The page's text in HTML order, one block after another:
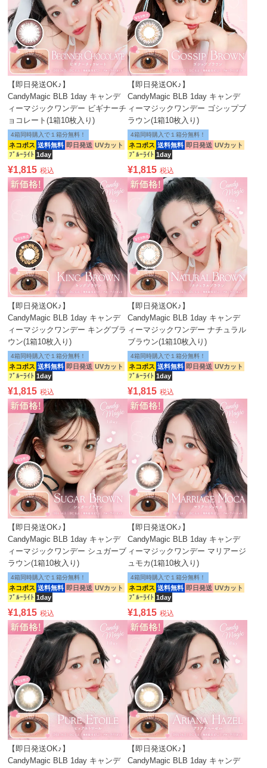
【即日発送OK♪】
CandyMagic BLB 1day キャンデ
ィーマジックワンデー ビギナーチ
ョコレート(1箱10枚入り)
ネコポス 送料無料 即日発送 UVカット
ﾌﾞﾙｰﾗｲﾄ 1day
4箱同時購入で１箱分無料！
¥1,815 税込
【即日発送OK♪】
CandyMagic BLB 1day キャンデ
ィーマジックワンデー ゴシップブ
ラウン(1箱10枚入り)
ネコポス 送料無料 即日発送 UVカット
ﾌﾞﾙｰﾗｲﾄ 1day
4箱同時購入で１箱分無料！
¥1,815 税込
【即日発送OK♪】
CandyMagic BLB 1day キャンデ
ィーマジックワンデー キングブラ
ウン(1箱10枚入り)
ネコポス 送料無料 即日発送 UVカット
ﾌﾞﾙｰﾗｲﾄ 1day
4箱同時購入で１箱分無料！
¥1,815 税込
【即日発送OK♪】
CandyMagic BLB 1day キャンデ
ィーマジックワンデー ナチュラル
ブラウン(1箱10枚入り)
ネコポス 送料無料 即日発送 UVカット
ﾌﾞﾙｰﾗｲﾄ 1day
4箱同時購入で１箱分無料！
¥1,815 税込
【即日発送OK♪】
CandyMagic BLB 1day キャンデ
ィーマジックワンデー シュガーブ
ラウン(1箱10枚入り)
ネコポス 送料無料 即日発送 UVカット
ﾌﾞﾙｰﾗｲﾄ 1day
4箱同時購入で１箱分無料！
¥1,815 税込
【即日発送OK♪】
CandyMagic BLB 1day キャンデ
ィーマジックワンデー マリアージ
ュモカ(1箱10枚入り)
ネコポス 送料無料 即日発送 UVカット
ﾌﾞﾙｰﾗｲﾄ 1day
4箱同時購入で１箱分無料！
¥1,815 税込
【即日発送OK♪】
CandyMagic BLB 1day キャンデ
【即日発送OK♪】
CandyMagic BLB 1day キャンデ